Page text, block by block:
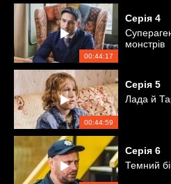
00:44:17
Серія 4
монстрів
00:44:59
Серія 5
Лада й
Серія 6
Темний